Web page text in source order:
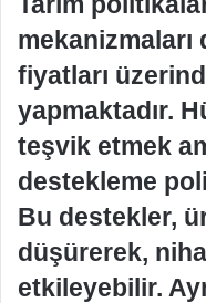
mekanizmaları
fiyatları
yapmaktadır.
teşvik etmek
destekleme
Bu destekler,
düşürerek,
etkileyebilir.